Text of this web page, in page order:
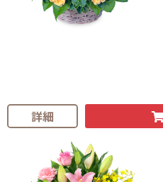
詳細